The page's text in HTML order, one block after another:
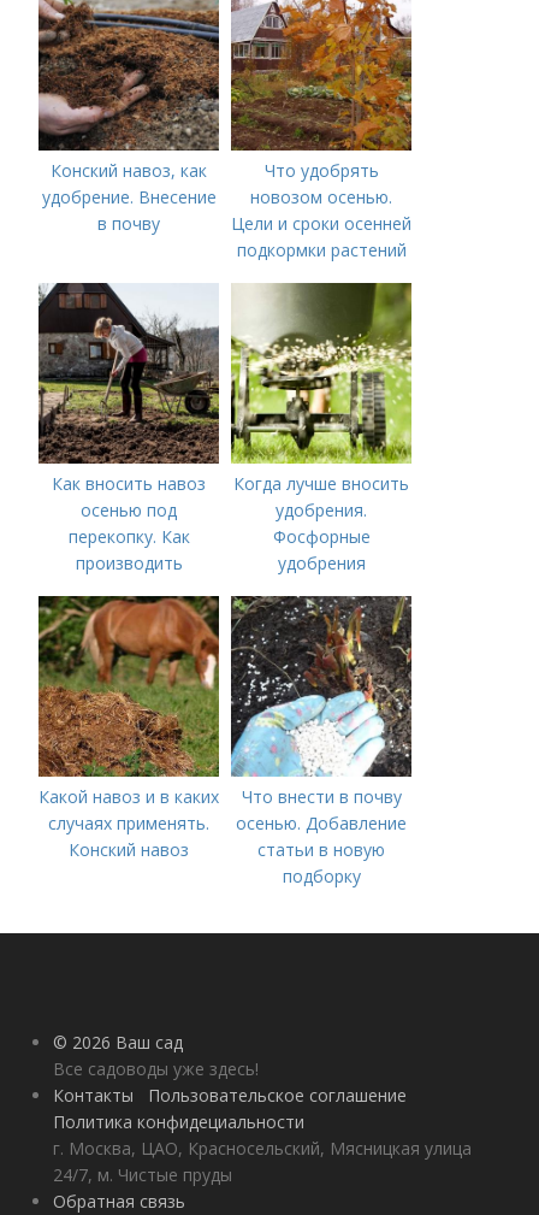
Конский навоз, как
удобрение. Внесение
в почву
Что удобрять
новозом осенью.
Цели и сроки осенней
подкормки растений
Как вносить навоз
осенью под
перекопку. Как
производить
Когда лучше вносить
удобрения.
Фосфорные
удобрения
Какой навоз и в каких
случаях применять.
Конский навоз
Что внести в почву
осенью. Добавление
статьи в новую
подборку
© 2026 Ваш сад
Все садоводы уже здесь!
Контакты
Пользовательское соглашение
Политика конфидециальности
г. Москва, ЦАО, Красносельский, Мясницкая улица
24/7, м. Чистые пруды
Обратная связь